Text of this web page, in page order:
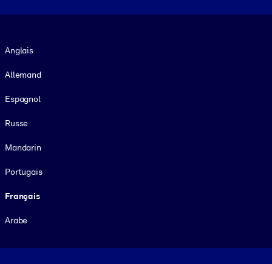
Anglais
Allemand
Espagnol
Russe
Mandarin
Portugais
Français
Arabe